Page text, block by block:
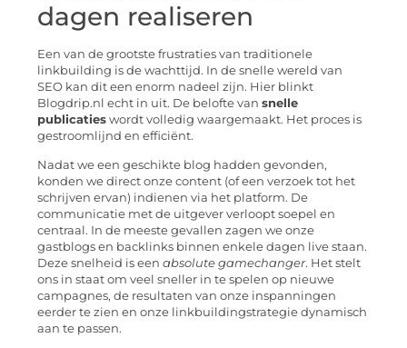
dagen realiseren
Een van de grootste frustraties van traditionele
linkbuilding is de wachttijd. In de snelle wereld van
SEO kan dit een enorm nadeel zijn. Hier blinkt
Blogdrip.nl echt in uit. De belofte van snelle
publicaties wordt volledig waargemaakt. Het proces is
gestroomlijnd en efficiënt.
Nadat we een geschikte blog hadden gevonden,
konden we direct onze content (of een verzoek tot het
schrijven ervan) indienen via het platform. De
communicatie met de uitgever verloopt soepel en
centraal. In de meeste gevallen zagen we onze
gastblogs en backlinks binnen enkele dagen live staan.
Deze snelheid is een absolute gamechanger. Het stelt
ons in staat om veel sneller in te spelen op nieuwe
campagnes, de resultaten van onze inspanningen
eerder te zien en onze linkbuildingstrategie dynamisch
aan te passen.